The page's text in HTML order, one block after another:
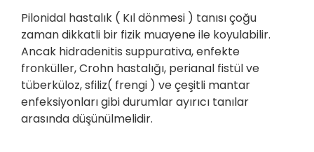
Pilonidal hastalık ( Kıl dönmesi ) tanısı çoğu
zaman dikkatli bir fizik muayene ile koyulabilir.
Ancak hidradenitis suppurativa, enfekte
fronküller, Crohn hastalığı, perianal fistül ve
tüberküloz, sfiliz( frengi ) ve çeşitli mantar
enfeksiyonları gibi durumlar ayırıcı tanılar
arasında düşünülmelidir.